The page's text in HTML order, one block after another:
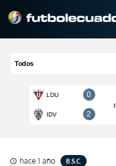
schedule hace 1 año B.S.C.